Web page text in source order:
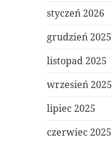
styczeń 2026
grudzień 2025
listopad 2025
wrzesień 2025
lipiec 2025
czerwiec 2025